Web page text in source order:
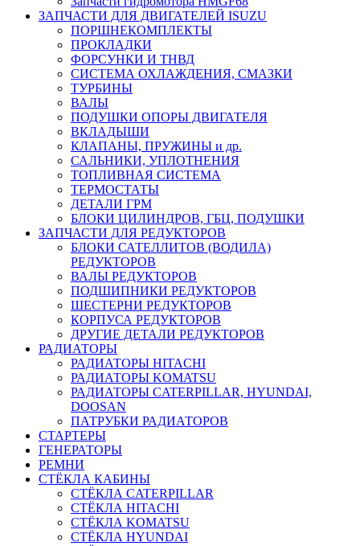
ЗАПЧАСТИ ДЛЯ ДВИГАТЕЛЕЙ ISUZU
ПОРШНЕКОМПЛЕКТЫ
ПРОКЛАДКИ
ФОРСУНКИ И ТНВД
СИСТЕМА ОХЛАЖДЕНИЯ, СМАЗКИ
ТУРБИНЫ
ВАЛЫ
ПОДУШКИ ОПОРЫ ДВИГАТЕЛЯ
ВКЛАДЫШИ
КЛАПАНЫ, ПРУЖИНЫ и др.
САЛЬНИКИ, УПЛОТНЕНИЯ
ТОПЛИВНАЯ СИСТЕМА
ТЕРМОСТАТЫ
ДЕТАЛИ ГРМ
БЛОКИ ЦИЛИНДРОВ, ГБЦ, ПОДУШКИ
ЗАПЧАСТИ ДЛЯ РЕДУКТОРОВ
БЛОКИ САТЕЛЛИТОВ (ВОДИЛА)
РЕДУКТОРОВ
ВАЛЫ РЕДУКТОРОВ
ПОДШИПНИКИ РЕДУКТОРОВ
ШЕСТЕРНИ РЕДУКТОРОВ
КОРПУСА РЕДУКТОРОВ
ДРУГИЕ ДЕТАЛИ РЕДУКТОРОВ
РАДИАТОРЫ
РАДИАТОРЫ HITACHI
РАДИАТОРЫ KOMATSU
РАДИАТОРЫ CATERPILLAR, HYUNDAI,
DOOSAN
ПАТРУБКИ РАДИАТОРОВ
СТАРТЕРЫ
ГЕНЕРАТОРЫ
РЕМНИ
СТЁКЛА КАБИНЫ
СТЁКЛА CATERPILLAR
СТЁКЛА HITACHI
СТЁКЛА KOMATSU
СТЁКЛА HYUNDAI